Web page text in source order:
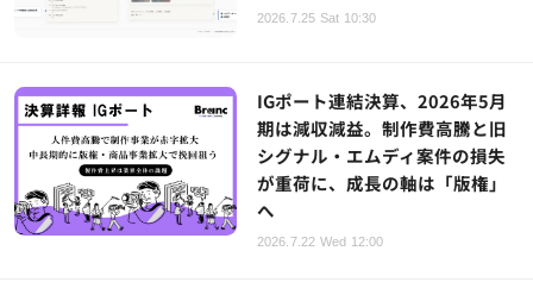
2026.7.25 Sat 10:30
IGポート連結決算、2026年5月
期は減収減益。制作費高騰と旧
シグナル・エムディ案件の損失
が重荷に、成長の軸は「版権」
へ
2026.7.22 Wed 12:00